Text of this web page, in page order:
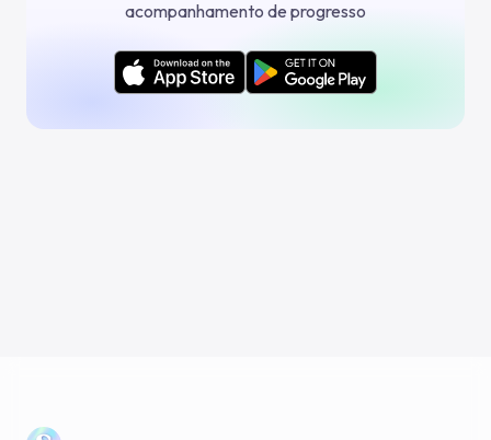
acompanhamento de progresso